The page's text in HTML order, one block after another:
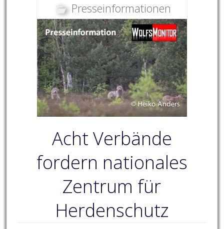
Presseinformationen
Acht Verbände
fordern nationales
Zentrum für
Herdenschutz